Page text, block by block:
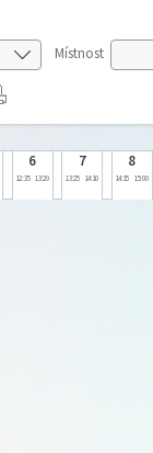
Místnost
6
12:35 13:20
7
13:25 14:10
8
14:15 15:00